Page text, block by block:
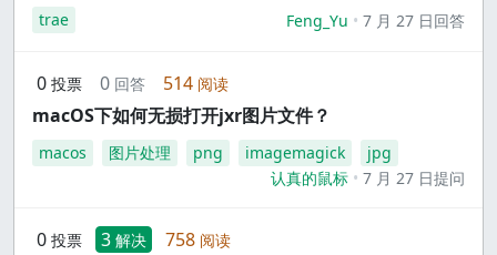
trae Feng_Yu 7 月 27 日回答
0 投票 0 回答 514 阅读
macOS下如何无损打开jxr图片文件？
macos 图片处理 png imagemagick
jpg
认真的鼠标
7 月 27 日提问
0 投票 3 解决 758 阅读